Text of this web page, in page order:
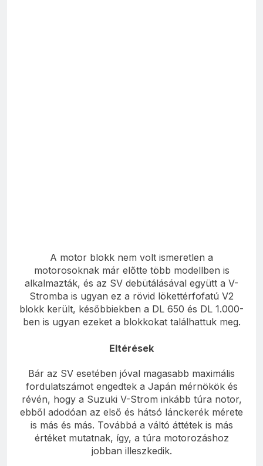
A motor blokk nem volt ismeretlen a
motorosoknak már előtte több modellben is
alkalmazták, és az SV debütálásával együtt a V-
Stromba is ugyan ez a rövid lökettérfofatú V2
blokk került, későbbiekben a DL 650 és DL 1.000-
ben is ugyan ezeket a blokkokat találhattuk meg.
Eltérések
Bár az SV esetében jóval magasabb maximális
fordulatszámot engedtek a Japán mérnökök és
révén, hogy a Suzuki V-Strom inkább túra notor,
ebből adodóan az első és hátsó lánckerék mérete
is más és más. Továbbá a váltó áttétek is más
értéket mutatnak, így, a túra motorozáshoz
jobban illeszkedik.